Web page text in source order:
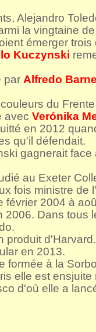
Alejandro
la vingtaine
émerger
Kuczynski
par Alfredo
du
avec Verónika
en 2012
qu'il défendait.
gagnerait
au Exeter
fois ministre de
février 2004 à
2006. Dans tous
produit
en 2013.
formée à la
elle est
d'où elle a